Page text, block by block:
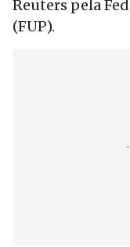
Reuters pela
(FUP).